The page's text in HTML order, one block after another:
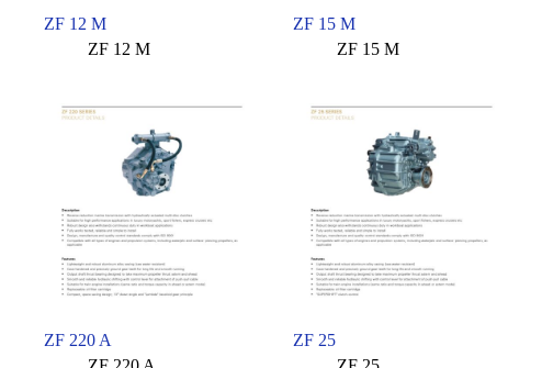
ZF 12 M
ZF 12 M
ZF 15 M
ZF 15 M
ZF 220 A
ZF 25